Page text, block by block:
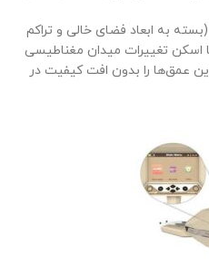
6 الی 8 متر (بسته به ابعاد فضای خالی و تراکم
اسکن تغییرات میدان مغناطیسی
عمق‌ها را بدون افت کیفیت در